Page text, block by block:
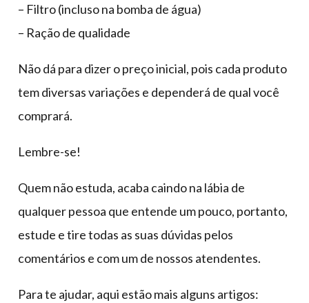
– Filtro (incluso na bomba de água)
– Ração de qualidade
Não dá para dizer o preço inicial, pois cada produto
tem diversas variações e dependerá de qual você
comprará.
Lembre-se!
Quem não estuda, acaba caindo na lábia de
qualquer pessoa que entende um pouco, portanto,
estude e tire todas as suas dúvidas pelos
comentários e com um de nossos atendentes.
Para te ajudar, aqui estão mais alguns artigos: